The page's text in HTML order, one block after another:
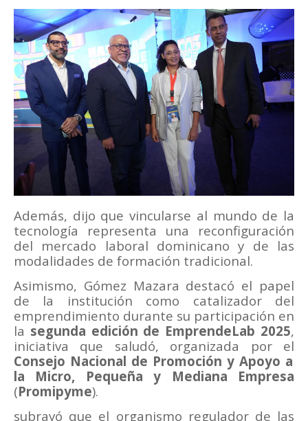
Además, dijo que vincularse al mundo de la
tecnología representa una reconfiguración
del mercado laboral dominicano y de las
modalidades de formación tradicional.
Asimismo, Gómez Mazara destacó el papel
de la institución como catalizador del
emprendimiento durante su participación en
la segunda edición de EmprendeLab 2025,
iniciativa que saludó, organizada por el
Consejo Nacional de Promoción y Apoyo a
la Micro, Pequeña y Mediana Empresa
(Promipyme).
subrayó que el organismo regulador de las